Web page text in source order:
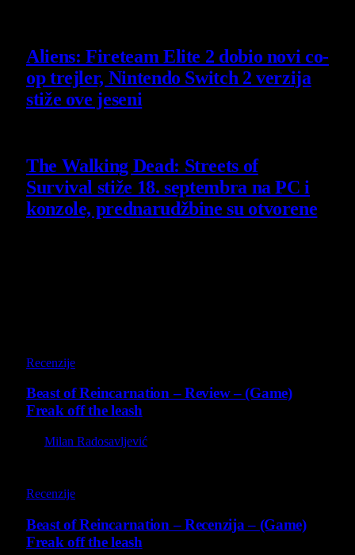
Aliens: Fireteam Elite 2 dobio novi co-
op trejler, Nintendo Switch 2 verzija
stiže ove jeseni
The Walking Dead: Streets of
Survival stiže 18. septembra na PC i
konzole, prednarudžbine su otvorene
Recenzije
Beast of Reincarnation – Review – (Game)
Freak off the leash
Milan Radosavljević
Recenzije
Beast of Reincarnation – Recenzija – (Game)
Freak off the leash